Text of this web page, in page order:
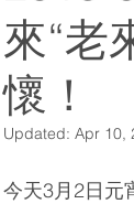
來“老
懷！
Updated: Apr 10,
今天3月2日元